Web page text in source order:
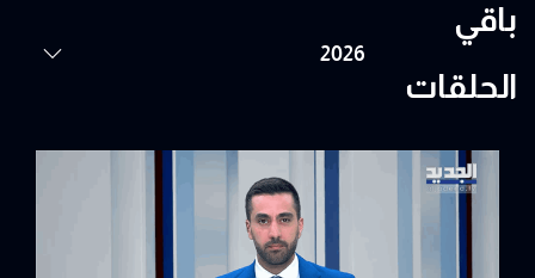
باقي
الحلقات